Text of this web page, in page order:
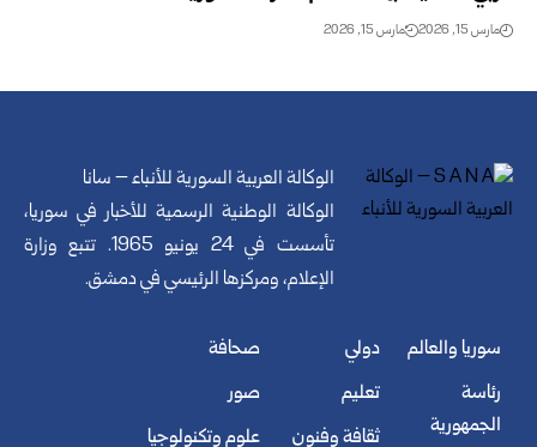
مارس 15, 2026 مارس 15, 2026
الوكالة العربية السورية للأنباء – سانا
الوكالة الوطنية الرسمية للأخبار في سوريا،
تأسست في 24 يونيو 1965. تتبع وزارة
الإعلام، ومركزها الرئيسي في دمشق.
سوريا والعالم
رئاسة
الجمهورية
دولي
تعليم
ثقافة وفنون
صحافة
صور
علوم وتكنولوجيا